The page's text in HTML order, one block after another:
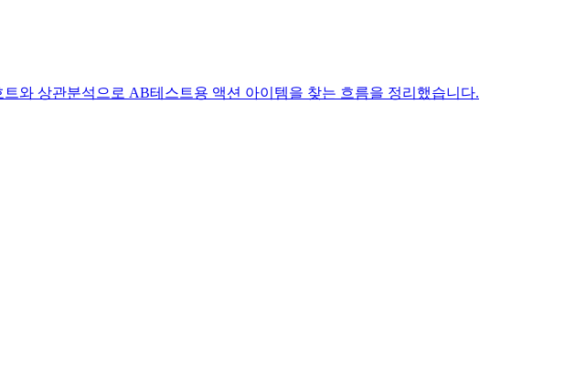
와 상관분석으로 AB테스트용 액션 아이템을 찾는 흐름을 정리했습니다.